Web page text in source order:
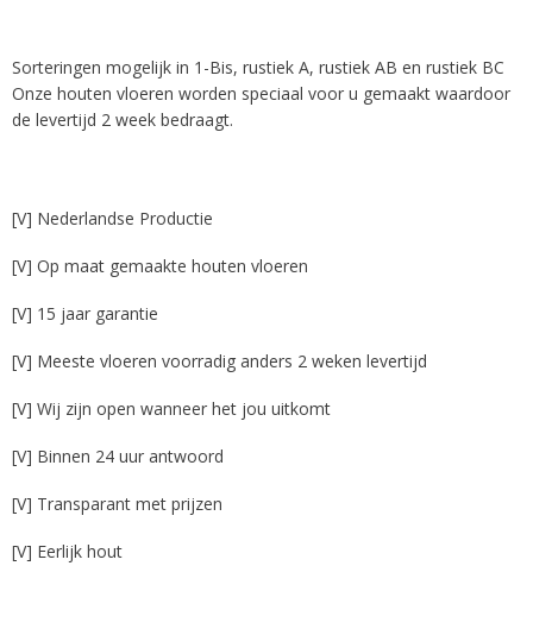
Sorteringen mogelijk in 1-Bis, rustiek A, rustiek AB en rustiek BC
Onze houten vloeren worden speciaal voor u gemaakt waardoor
de levertijd 2 week bedraagt.
[V] Nederlandse Productie
[V] Op maat gemaakte houten vloeren
[V] 15 jaar garantie
[V] Meeste vloeren voorradig anders 2 weken levertijd
[V] Wij zijn open wanneer het jou uitkomt
[V] Binnen 24 uur antwoord
[V] Transparant met prijzen
[V] Eerlijk hout